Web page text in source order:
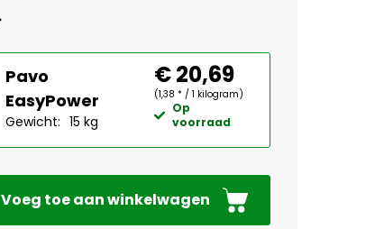
Pavo
EasyPower
Gewicht: 15 kg
€ 20,69
(1,38 * / 1 kilogram)
Op
voorraad
Voeg toe aan winkelwagen